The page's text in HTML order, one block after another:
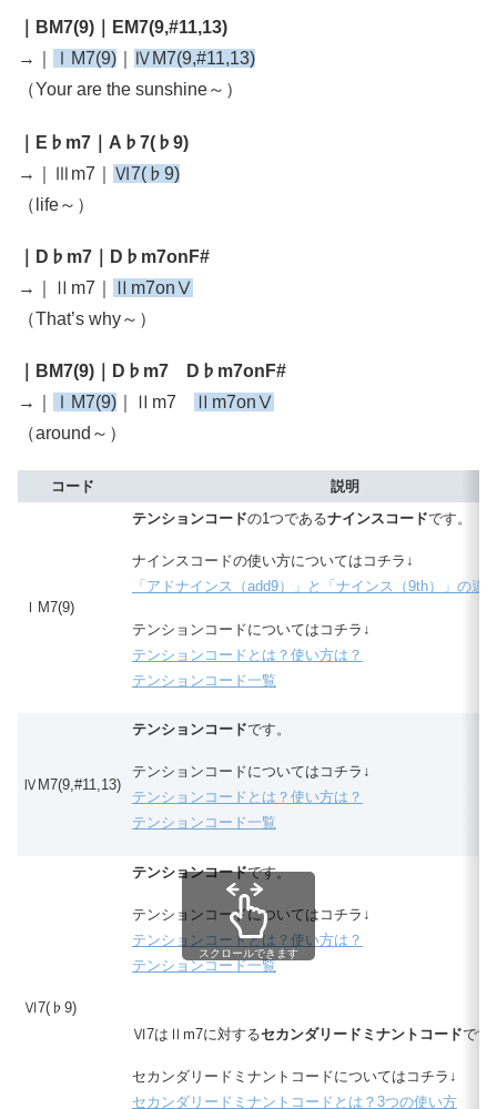
｜BM7(9)｜EM7(9,#11,13)
→｜
ⅠM7(9)
ⅣM7(9,#11,13)
（Your are the sunshine～）
｜E♭m7｜A♭7(♭9)
→｜Ⅲm7｜
Ⅵ7(♭9)
（life～）
｜D♭m7｜D♭m7onF#
→｜Ⅱm7｜
Ⅱm7onⅤ
（That’s why～）
｜BM7(9)｜D♭m7 D♭m7onF#
→｜
ⅠM7(9) ｜Ⅱm7
Ⅱm7onⅤ
（around～）
コード 説明
ⅠM7(9)
テンションコードの1つであるナインスコードです。
ナインスコードの使い方についてはコチラ↓
「アドナインス（add9）」と「ナインス（9th）」の違
テンションコードについてはコチラ↓
テンションコードとは？使い方は？
テンションコード一覧
ⅣM7(9,#11,13)
テンションコードです。
テンションコードについてはコチラ↓
テンションコードとは？使い方は？
テンションコード一覧
Ⅵ7(♭9)
テンションコードです。
テンションコードについてはコチラ↓
テンションコードとは？使い方は？
テンションコード一覧
Ⅵ7はⅡm7に対するセカンダリードミナントコードです
セカンダリードミナントコードについてはコチラ↓
セカンダリードミナントコードとは？3つの使い方
スクロールできます